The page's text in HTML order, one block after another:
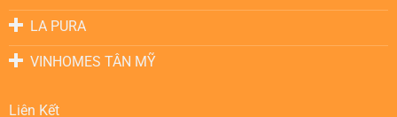
LA PURA
VINHOMES TÂN MỸ
Liên Kết